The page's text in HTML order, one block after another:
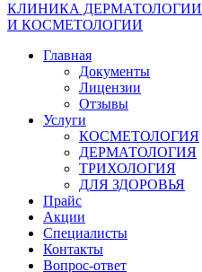
КЛИНИКА ДЕРМАТОЛОГИИ
И КОСМЕТОЛОГИИ
Главная
Документы
Лицензии
Отзывы
Услуги
КОСМЕТОЛОГИЯ
ДЕРМАТОЛОГИЯ
ТРИХОЛОГИЯ
ДЛЯ ЗДОРОВЬЯ
Прайс
Акции
Специалисты
Контакты
Вопрос-ответ